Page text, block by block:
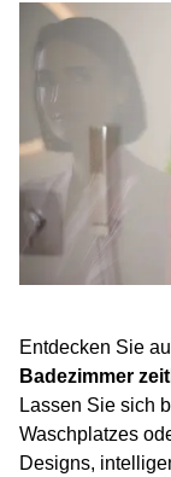
Entdecken Sie
Badezimmer
Lassen Sie sich
Waschplatzes
Designs,